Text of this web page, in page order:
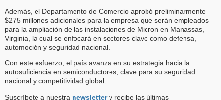
Además, el Departamento de Comercio aprobó preliminarmente
$275 millones adicionales para la empresa que serán empleados
para la ampliación de las instalaciones de Micron en Manassas,
Virginia, la cual se enfocará en sectores clave como defensa,
automoción y seguridad nacional.
Con este esfuerzo, el país avanza en su estrategia hacia la
autosuficiencia en semiconductores, clave para su seguridad
nacional y competitividad global.
Suscríbete a nuestra newslettery recibe las últimas